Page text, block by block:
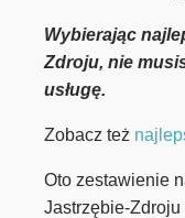
Wybierając
Zdroju, nie
usługę.
Zobacz też
Oto zestawienie
Jastrzębie-Zdroju